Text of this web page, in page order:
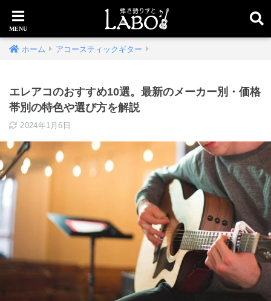
ホーム アコースティックギター
エレアコのおすすめ10選。最新のメーカー別・価格
帯別の特色や選び方を解説
2024年1月6日